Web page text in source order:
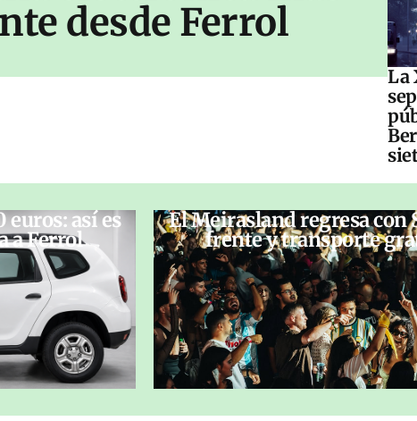
desde Ferrol
La
así es
a Ferrol
El Meirasland regresa con
frente y transporte